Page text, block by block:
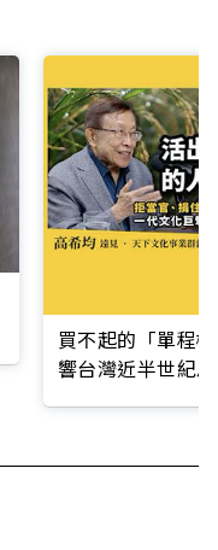
買不起的「單程
響台灣近半世紀